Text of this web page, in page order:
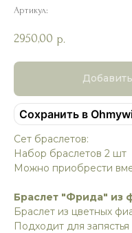
Артикул:
2950,00 р.
Сохранить в
Сет браслетов:
Набор браслетов 2 шт
Можно приобрести
Браслет "Фрида" из
Браслет из цветных
Подходит для запястья